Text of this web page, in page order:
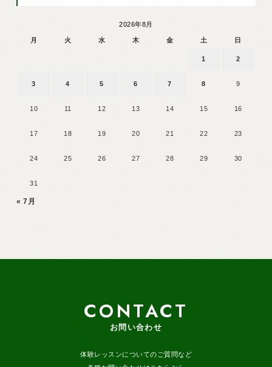
2026年8月
月 火 水 木 金 土 日
1 2
3 4 5 6 7 8 9
10 11 12 13 14 15 16
17 18 19 20 21 22 23
24 25 26 27 28 29 30
31
« 7月
CONTACT
お問い合わせ
体験レッスンについてのご質問など